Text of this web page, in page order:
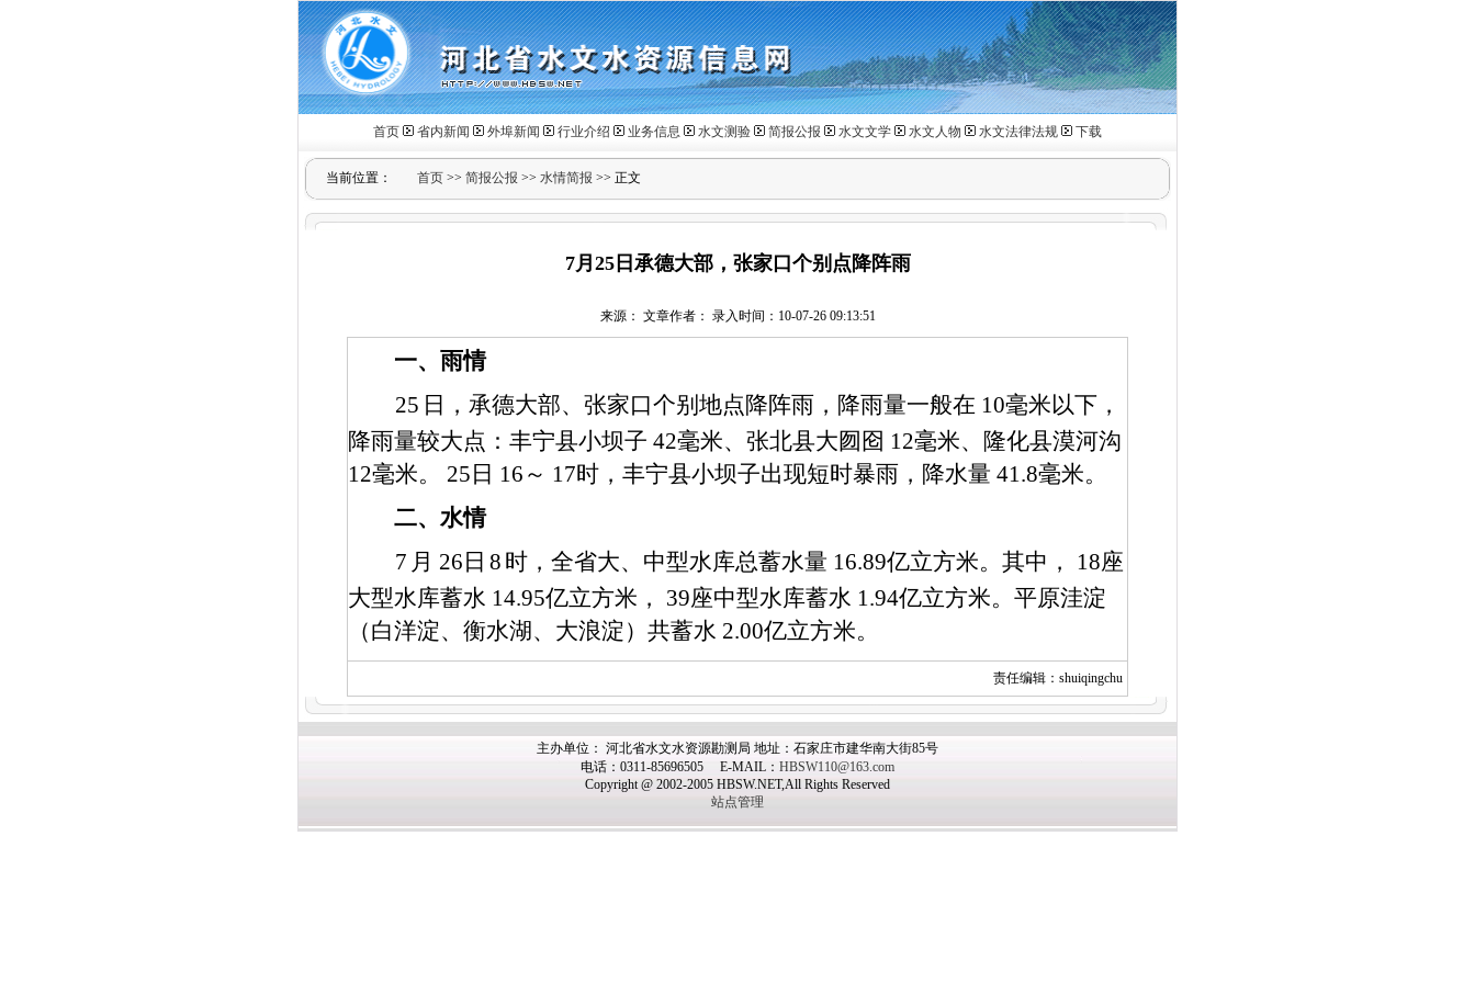
首页 省内新闻 外埠新闻 行业介绍 业务信息 水文测验 简报公报 水文文学 水文人物 水文法律法规 下载
当前位置： 首页 >> 简报公报 >> 水情简报 >> 正文
7月25日承德大部，张家口个别点降阵雨
来源： 文章作者： 录入时间：10-07-26 09:13:51
一、雨情
25 日，承德大部、张家口个别地点降阵雨，降雨量一般在 10毫米以下，
降雨量较大点：丰宁县小坝子 42毫米、张北县大囫囵 12毫米、隆化县漠河沟
12毫米。 25 日 16 ～ 17时，丰宁县小坝子出现短时暴雨，降水量 41.8毫米。
二、水情
7 月 26 日 8 时，全省大、中型水库总蓄水量 16.89亿立方米。其中， 18座
大型水库蓄水 14.95亿立方米， 39座中型水库蓄水 1.94亿立方米。平原洼淀
（白洋淀、衡水湖、大浪淀）共蓄水 2.00亿立方米。
责任编辑：shuiqingchu
主办单位： 河北省水文水资源勘测局 地址：石家庄市建华南大街85号
电话：0311-85696505 E-MAIL： HBSW110@163.com
Copyright @ 2002-2005 HBSW.NET,All Rights Reserved
站点管理